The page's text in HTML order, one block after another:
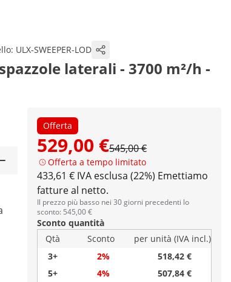
ULX-SWEEPER-LOD
laterali - 3700 m²/h -
Offerta
529,00 €545,00 €
Offerta a tempo limitato
433,61 € IVA esclusa (22%) Emettiamo
fatture al netto.
Il prezzo più basso nei 30 giorni precedenti lo
sconto: 545,00 €
Sconto quantità
Qtà
Sconto
per unità (IVA incl.)
3+
2%
518,42 €
5+
4%
507,84 €